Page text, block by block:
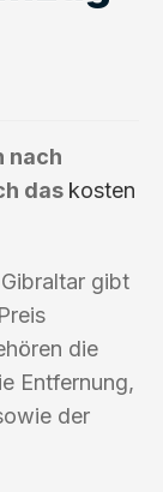
nach
das kosten
gibt
die
Entfernung,
der